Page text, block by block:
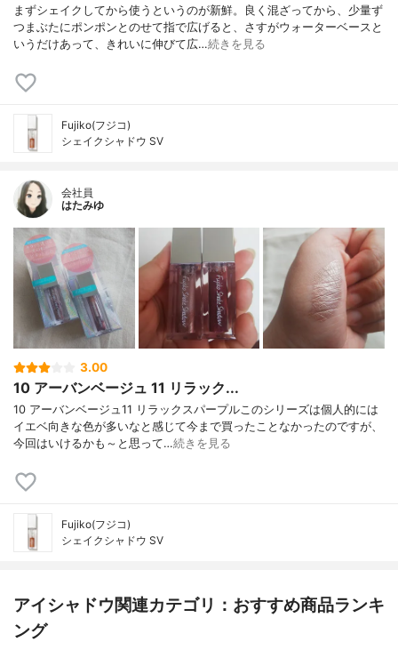
まずシェイクしてから使うというのが新鮮。良く混ざってから、少量ず
つまぶたにポンポンとのせて指で広げると、さすがウォーターベースと
いうだけあって、きれいに伸びて広…続きを見る
Fujiko(フジコ)
シェイクシャドウ SV
会社員
はたみゆ
3.00
10 アーバンベージュ 11 リラック...
10 アーバンベージュ11 リラックスパープルこのシリーズは個人的には
イエベ向きな色が多いなと感じて今まで買ったことなかったのですが、
今回はいけるかも～と思って…続きを見る
Fujiko(フジコ)
シェイクシャドウ SV
アイシャドウ関連カテゴリ：おすすめ商品ランキ
ング